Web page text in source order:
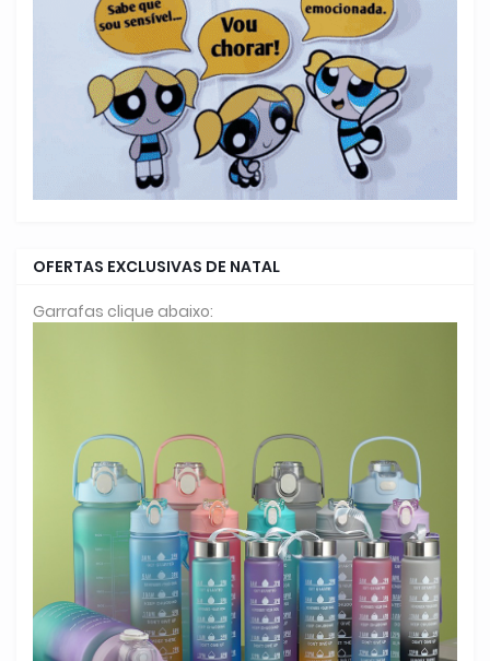
OFERTAS EXCLUSIVAS DE NATAL
Garrafas clique abaixo: